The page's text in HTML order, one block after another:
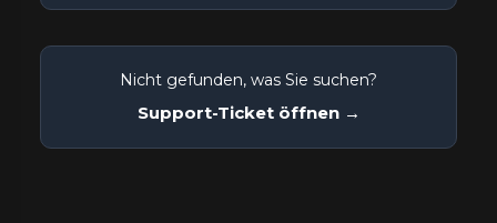
Nicht gefunden, was Sie suchen?
Support-Ticket öffnen →